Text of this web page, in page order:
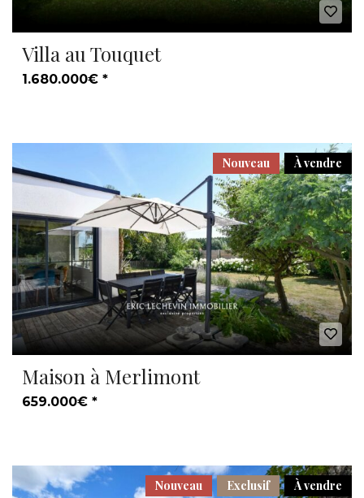
Villa au Touquet
1.680.000€ *
À vendre
Nouveau
Maison à Merlimont
659.000€ *
À vendre
Exclusif
Nouveau